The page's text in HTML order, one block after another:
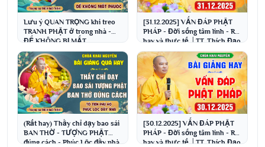
Lưu ý QUAN TRỌNG khi treo
TRANH PHẬT ở trong nhà -
ĐỂ KHÔNG BỊ MẤT
PHƯỚC│Thầy Thích Đạo
Thịnh
[31.12.2025] VẤN ĐÁP PHẬT
PHÁP - Đời sống tâm linh - Rất
hay và thực tế │TT. Thích Đạo
Thịnh
(Rất hay) Thầy chỉ dạy bao sái
BAN THỜ - TƯỢNG PHẬT
đúng cách - Phúc Lộc đầy nhà
[30.12.2025] VẤN ĐÁP PHẬT
PHÁP - Đời sống tâm linh - Rất
hay và thực tế │TT. Thích Đạo